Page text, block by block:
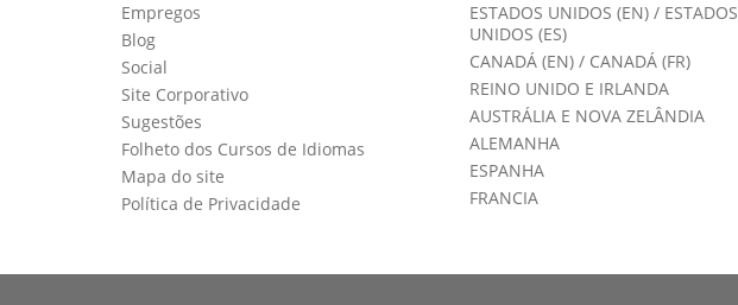
Empregos
Blog
Social
Site Corporativo
Sugestões
Folheto dos Cursos de Idiomas
Mapa do site
Política de Privacidade
ESTADOS UNIDOS (EN)/ ESTADOS
UNIDOS (ES)
CANADÁ (EN)/ CANADÁ (FR)
REINO UNIDO E IRLANDA
AUSTRÁLIA E NOVA ZELÂNDIA
ALEMANHA
ESPANHA
FRANCIA